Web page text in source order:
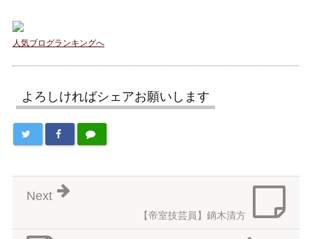
人気ブログランキングへ
よろしければシェアお願いします
【帝室技芸員】鏑木清方
Next